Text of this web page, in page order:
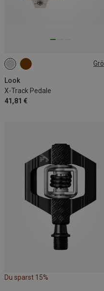
Look
X-Track Pedale
41,81 €
ONE SIZE
Du sparst 15%